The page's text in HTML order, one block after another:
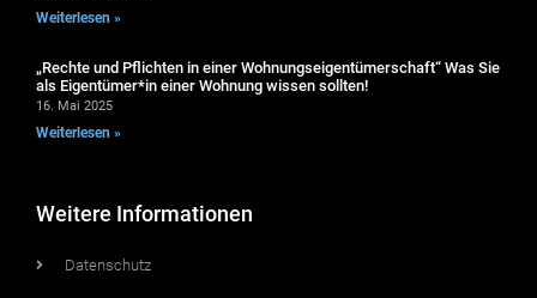
Weiterlesen »
„Rechte und Pflichten in einer Wohnungseigentümerschaft“ Was Sie
als Eigentümer*in einer Wohnung wissen sollten!
16. Mai 2025
Weiterlesen »
Weitere Informationen
Datenschutz